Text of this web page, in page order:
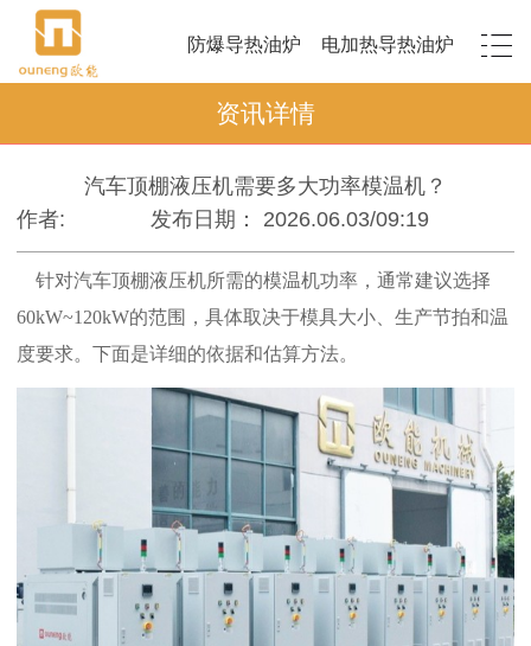
防爆导热油炉 电加热导热油炉
资讯详情
汽车顶棚液压机需要多大功率模温机？
作者:
发布日期： 2026.06.03/09:19
针对汽车顶棚液压机所需的模温机功率，通常建议选择
60kW~120kW的范围，具体取决于模具大小、生产节拍和温
度要求。下面是详细的依据和估算方法。